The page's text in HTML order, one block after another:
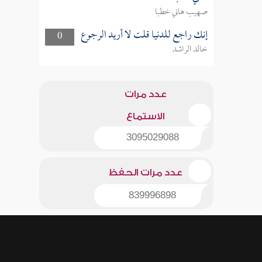
صهيب هاني خطبا
0
إنك راجع للدنيا قلت لا أريد الرجوع
خالد الراشد
عدد مرات
الاستماع
3095029088
عدد مرات الحفظ
839996898